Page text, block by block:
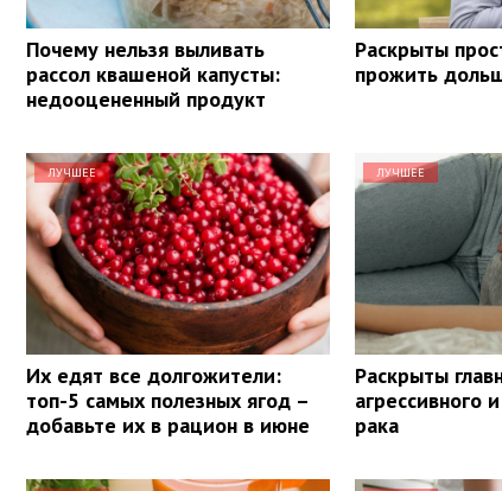
Почему нельзя выливать
рассол квашеной капусты:
недооцененный продукт
Раскрыты
прожить
ЛУЧШЕЕ
Их едят все долгожители:
топ-5 самых полезных ягод –
добавьте их в рацион в июне
ЛУЧШЕЕ
Раскрыты
агрессивного
рака